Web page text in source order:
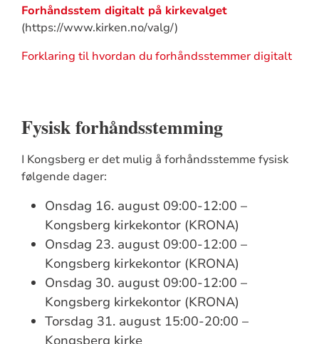
Forhåndsstem digitalt på kirkevalget
(https://www.kirken.no/valg/)
Forklaring til hvordan du forhåndsstemmer digitalt
Fysisk forhåndsstemming
I Kongsberg er det mulig å forhåndsstemme fysisk
følgende dager:
Onsdag 16. august 09:00-12:00 –
Kongsberg kirkekontor (KRONA)
Onsdag 23. august 09:00-12:00 –
Kongsberg kirkekontor (KRONA)
Onsdag 30. august 09:00-12:00 –
Kongsberg kirkekontor (KRONA)
Torsdag 31. august 15:00-20:00 –
Kongsberg kirke